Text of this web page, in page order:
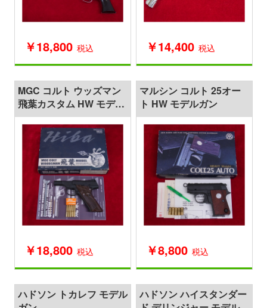
￥18,800 税込 ￥14,400 税込
MGC コルト ウッズマン
飛葉カスタム HW モデル
ガン
￥18,800 税込
マルシン コルト 25オー
ト HW モデルガン
￥8,800 税込
ハドソン トカレフ モデル
ハドソン ハイスタンダー